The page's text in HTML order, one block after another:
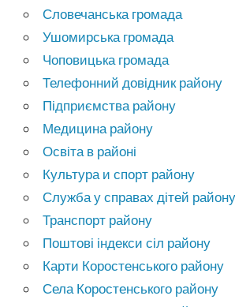
Словечанська громада
Ушомирська громада
Чоповицька громада
Телефонний довідник району
Підприємства району
Медицина району
Освіта в районі
Культура и спорт району
Служба у справах дітей району
Транспорт району
Поштові індекси сіл району
Карти Коростенського району
Села Коростенського району